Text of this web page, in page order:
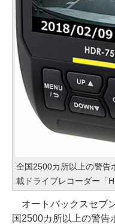
全国2500カ所以上の警告
載ドライブレコーダー「
オートバックスセブ
国2500カ所以上の警告